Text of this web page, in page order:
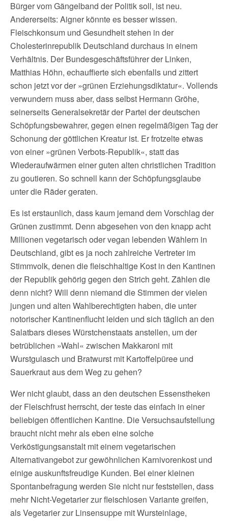
Bürger vom Gängelband der Politik soll, ist neu.
Andererseits: Aigner könnte es besser wissen.
Fleischkonsum und Gesundheit stehen in der
Cholesterinrepublik Deutschland durchaus in einem
Verhältnis. Der Bundesgeschäftsführer der Linken,
Matthias Höhn, echauffierte sich ebenfalls und zittert
schon jetzt vor der »grünen Erziehungsdiktatur«. Vollends
verwundern muss aber, dass selbst Hermann Gröhe,
seinerseits Generalsekretär der Partei der deutschen
Schöpfungsbewahrer, gegen einen regelmäßigen Tag der
Schonung der göttlichen Kreatur ist. Er frotzelte etwas
von einer »grünen Verbots-Republik«, statt das
Wiederaufwärmen einer guten alten christlichen Tradition
zu goutieren. So schnell kann der Schöpfungsglaube
unter die Räder geraten.
Es ist erstaunlich, dass kaum jemand dem Vorschlag der
Grünen zustimmt. Denn abgesehen von den knapp acht
Millionen vegetarisch oder vegan lebenden Wählern in
Deutschland, gibt es ja noch zahlreiche Vertreter im
Stimmvolk, denen die fleischhaltige Kost in den Kantinen
der Republik gehörig gegen den Strich geht. Zählen die
denn nicht? Will denn niemand die Stimmen der vielen
jungen und alten Wahlberechtigten haben, die unter
notorischer Kantinenflucht leiden und sich täglich an den
Salatbars dieses Würstchenstaats anstellen, um der
betrüblichen »Wahl« zwischen Makkaroni mit
Wurstgulasch und Bratwurst mit Kartoffelpüree und
Sauerkraut aus dem Weg zu gehen?
Wer nicht glaubt, dass an den deutschen Essenstheken
der Fleischfrust herrscht, der teste das einfach in einer
beliebigen öffentlichen Kantine. Die Versuchsaufstellung
braucht nicht mehr als eben eine solche
Verköstigungsanstalt mit einem vegetarischen
Alternativangebot zur gewöhnlichen Karnivorenkost und
einige auskunftsfreudige Kunden. Bei einer kleinen
Spontanbefragung werden Sie nicht nur feststellen, dass
mehr Nicht-Vegetarier zur fleischlosen Variante greifen,
als Vegetarier zur Linsensuppe mit Wursteinlage,